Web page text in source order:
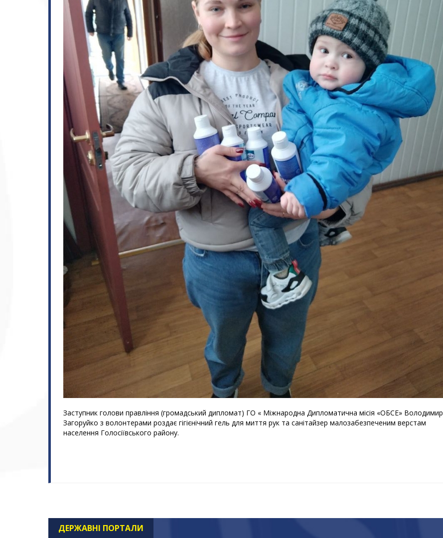
Заступник голови правління (громадський дипломат) ГО « Міжнародна Дипломатична місія «ОБСЕ» Володимир
Загоруйко з волонтерами роздає гігієнічний гель для миття рук та санітайзер малозабезпеченим верстам
населення Голосіївського району.
ДЕРЖАВНІ ПОРТАЛИ